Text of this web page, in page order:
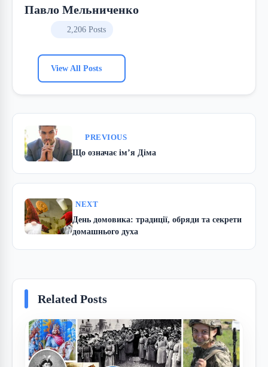
Павло Мельниченко
2,206 Posts
View All Posts
PREVIOUS
Що означає ім’я Діма
NEXT
День домовика: традиції, обряди та секрети
домашнього духа
Related Posts